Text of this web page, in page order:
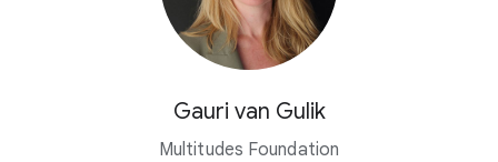
Gauri van Gulik
Multitudes Foundation